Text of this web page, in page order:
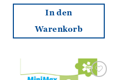
In den
Warenkorb